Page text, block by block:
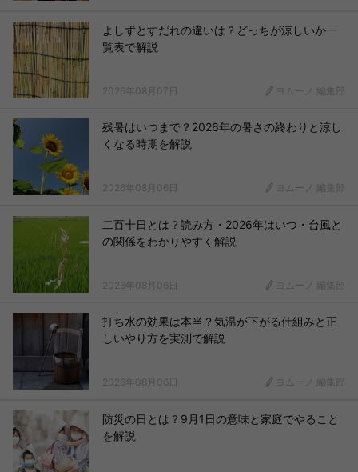
よしずとすだれの違いは？どっちが涼しいか一
覧表で解説
2026年08月07日 ヨムーノ 編集部
残暑はいつまで？2026年の暑さの終わりと涼し
くなる時期を解説
2026年08月06日 ヨムーノ 編集部
二百十日とは？読み方・2026年はいつ・台風と
の関係をわかりやすく解説
2026年08月06日 ヨムーノ 編集部
打ち水の効果は本当？気温が下がる仕組みと正
しいやり方を実測で解説
2026年08月06日 ヨムーノ 編集部
防災の日とは？9月1日の意味と家庭でやること
を解説